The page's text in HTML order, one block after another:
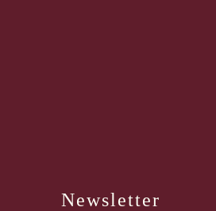
Newsletter